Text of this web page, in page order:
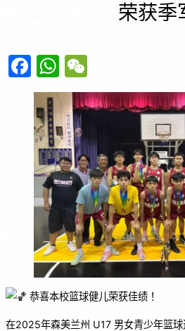
荣获季
F
a
c
e
b
o
o
k
W
h
at
s
A
p
p
e
C
h
at
恭喜本校篮球健儿荣获佳绩！
在2025年森美兰州 U17 男女青少年篮